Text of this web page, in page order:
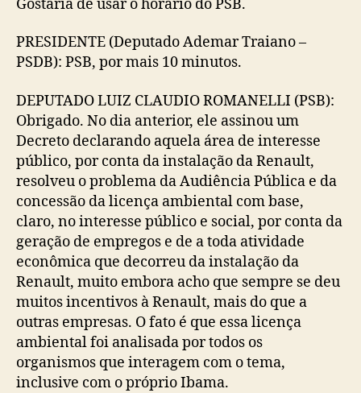
Gostaria de usar o horário do PSB.
PRESIDENTE (Deputado Ademar Traiano –
PSDB): PSB, por mais 10 minutos.
DEPUTADO LUIZ CLAUDIO ROMANELLI (PSB):
Obrigado. No dia anterior, ele assinou um
Decreto declarando aquela área de interesse
público, por conta da instalação da Renault,
resolveu o problema da Audiência Pública e da
concessão da licença ambiental com base,
claro, no interesse público e social, por conta da
geração de empregos e de a toda atividade
econômica que decorreu da instalação da
Renault, muito embora acho que sempre se deu
muitos incentivos à Renault, mais do que a
outras empresas. O fato é que essa licença
ambiental foi analisada por todos os
organismos que interagem com o tema,
inclusive com o próprio Ibama.